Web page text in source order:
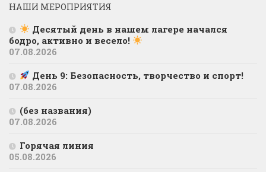
НАШИ МЕРОПРИЯТИЯ
Десятый день в нашем лагере начался
бодро, активно и весело!
07.08.2026
День 9: Безопасность, творчество и спорт!
07.08.2026
(без названия)
07.08.2026
Горячая линия
05.08.2026